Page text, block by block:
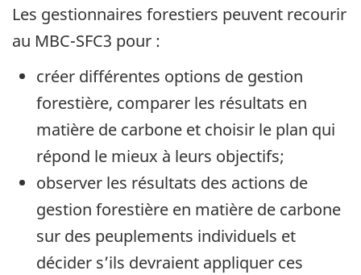
Les gestionnaires forestiers peuvent recourir
au MBC-SFC3 pour :
créer différentes options de gestion
forestière, comparer les résultats en
matière de carbone et choisir le plan qui
répond le mieux à leurs objectifs;
observer les résultats des actions de
gestion forestière en matière de carbone
sur des peuplements individuels et
décider s’ils devraient appliquer ces